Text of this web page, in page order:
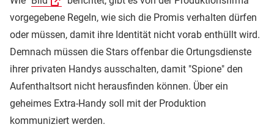
vorgegebene Regeln, wie sich die Promis verhalten dürfen
oder müssen, damit ihre Identität nicht vorab enthüllt wird.
Demnach müssen die Stars offenbar die Ortungsdienste
ihrer privaten Handys ausschalten, damit "Spione" den
Aufenthaltsort nicht herausfinden können. Über ein
geheimes Extra-Handy soll mit der Produktion
kommuniziert werden.